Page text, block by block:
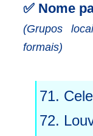
✅ Nome
(Grupos
formais)
71.
72.